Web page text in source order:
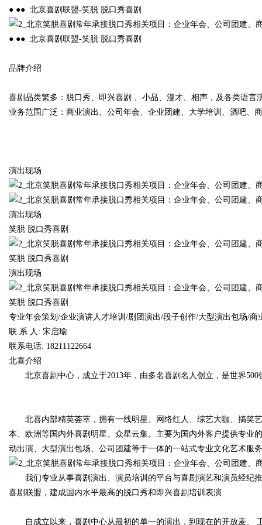
ar
● ●● 北京喜剧联盟-笑脱 脱口秀喜剧
● ●● 北京喜剧联盟-笑脱 脱口秀喜剧
品牌介绍
喜剧品类繁多：脱口秀、即兴喜剧 、小品、漫才、相声，及各类语言
业务范围广泛：商业演出、公司年会、企业团建、大学培训、酒吧、
演出现场
演出现场
笑脱 脱口秀喜剧
笑脱 脱口秀喜剧
演出现场
笑脱 脱口秀喜剧
专业年会策划/企业演讲人才培训/剧团演出/段子创作/大型演出包场/商
联 系 人: 宋启瑜
联系电话: 18211122664
北喜介绍
北京喜剧中心，成立于2013年，由多名喜剧名人创立，是世界500
北喜内部精英荟萃，拥有一线明星、网络红人、综艺大咖、搞笑
本、欧洲等国内外喜剧明星、众星云集。主要为国内外客户提供专业
动出演、大型演出包场、公司团建等于一体的一站式专业文化艺术服
我们专业从事喜剧演出、演员培训的平台与喜剧演艺和演员经纪
喜剧联盟，建成国内水平最高的脱口秀和即兴喜剧培训表演
自成立以来，喜剧中心从最初的单一的演出，到现在的开放麦、